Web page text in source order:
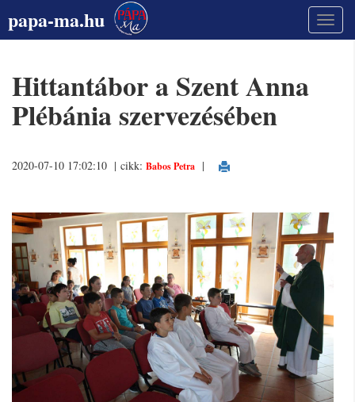
papa-ma.hu
Hittantábor a Szent Anna
Plébánia szervezésében
2020-07-10 17:02:10 | cikk: Babos Petra |